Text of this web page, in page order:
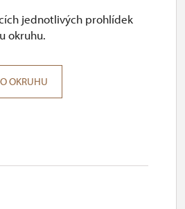
– 16.00
31. 10.
jednotlivých prohlídek
okruhu.
OKRUHU